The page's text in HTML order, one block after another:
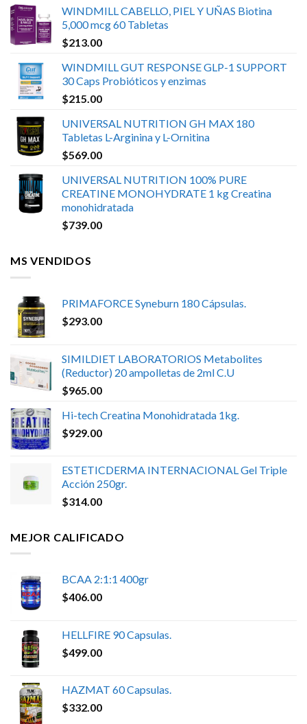
WINDMILL CABELLO, PIEL Y UÑAS Biotina
5,000 mcg 60 Tabletas
$213.00
WINDMILL GUT RESPONSE GLP-1 SUPPORT
30 Caps Probióticos y enzimas
$215.00
UNIVERSAL NUTRITION GH MAX 180
Tabletas L-Arginina y L-Ornitina
$569.00
UNIVERSAL NUTRITION 100% PURE
CREATINE MONOHYDRATE 1 kg Creatina
monohidratada
$739.00
MS VENDIDOS
PRIMAFORCE Syneburn 180 Cápsulas.
$293.00
SIMILDIET LABORATORIOS Metabolites
(Reductor) 20 ampolletas de 2ml C.U
$965.00
Hi-tech Creatina Monohidratada 1kg.
$929.00
ESTETICDERMA INTERNACIONAL Gel Triple
Acción 250gr.
$314.00
MEJOR CALIFICADO
BCAA 2:1:1 400gr
$406.00
HELLFIRE 90 Capsulas.
$499.00
HAZMAT 60 Capsulas.
$332.00